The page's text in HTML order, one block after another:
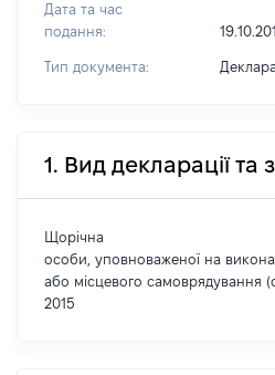
Дата та час
подання:
Тип документа:
1. Вид декларації та
Щорічна
особи, уповноваженої на
або місцевого самоврядування
2015